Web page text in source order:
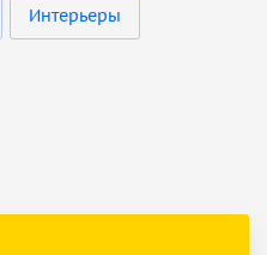
Интерьеры